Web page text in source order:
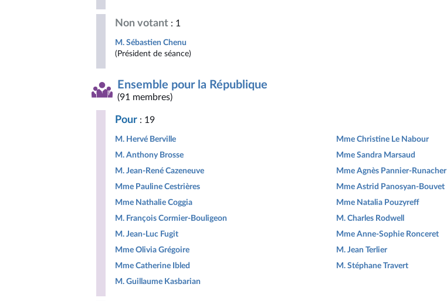
Non votant : 1
M. Sébastien Chenu
(Président de séance)
Ensemble pour la République
(91 membres)
Pour : 19
M. Hervé Berville
M. Anthony Brosse
M. Jean-René Cazeneuve
Mme Pauline Cestrières
Mme Nathalie Coggia
M. François Cormier-Bouligeon
M. Jean-Luc Fugit
Mme Olivia Grégoire
Mme Catherine Ibled
M. Guillaume Kasbarian
Mme Christine Le Nabour
Mme Sandra Marsaud
Mme Agnès Pannier-Runacher
Mme Astrid Panosyan-Bouvet
Mme Natalia Pouzyreff
M. Charles Rodwell
Mme Anne-Sophie Ronceret
M. Jean Terlier
M. Stéphane Travert